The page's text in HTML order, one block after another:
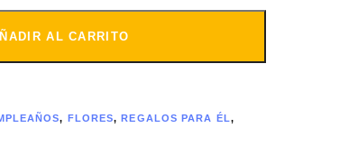
AL CARRITO
, FLORES,REGALOS PARA ÉL,